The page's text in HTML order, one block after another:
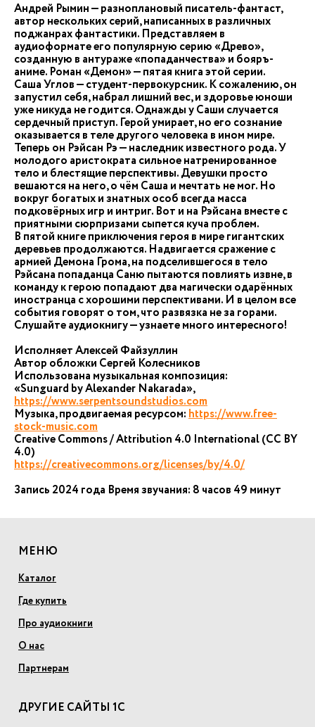
Андрей Рымин — разноплановый писатель-фантаст,
автор нескольких серий, написанных в различных
поджанрах фантастики. Представляем в
аудиоформате его популярную серию «Древо»,
созданную в антураже «попаданчества» и бояръ-
аниме. Роман «Демон» — пятая книга этой серии.
Саша Углов — студент-первокурсник. К сожалению, он
запустил себя, набрал лишний вес, и здоровье юноши
уже никуда не годится. Однажды у Саши случается
сердечный приступ. Герой умирает, но его сознание
оказывается в теле другого человека в ином мире.
Теперь он Рэйсан Рэ — наследник известного рода. У
молодого аристократа сильное натренированное
тело и блестящие перспективы. Девушки просто
вешаются на него, о чём Саша и мечтать не мог. Но
вокруг богатых и знатных особ всегда масса
подковёрных игр и интриг. Вот и на Рэйсана вместе с
приятными сюрпризами сыпется куча проблем.
В пятой книге приключения героя в мире гигантских
деревьев продолжаются. Надвигается сражение с
армией Демона Грома, на подселившегося в тело
Рэйсана попаданца Саню пытаются повлиять извне, в
команду к герою попадают два магически одарённых
иностранца с хорошими перспективами. И в целом все
события говорят о том, что развязка не за горами.
Слушайте аудиокнигу — узнаете много интересного!
Исполняет Алексей Файзуллин
Автор обложки Сергей Колесников
Использована музыкальная композиция:
«Sunguard by Alexander Nakarada»,
https://www.serpentsoundstudios.com
Музыка, продвигаемая ресурсом:https://www.free-
stock-music.com
Creative Commons / Attribution 4.0 International (CC BY
4.0)
https://creativecommons.org/licenses/by/4.0/
Запись 2024 года Время звучания: 8 часов 49 минут
МЕНЮ
Каталог
Где купить
Про аудиокниги
О нас
Партнерам
ДРУГИЕ САЙТЫ 1С